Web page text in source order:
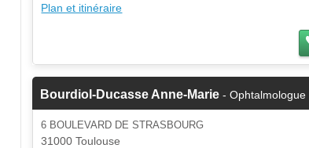
Plan et itinéraire
Bourdiol-Ducasse Anne-Marie - Ophtalmologue
6 BOULEVARD DE STRASBOURG
31000 Toulouse